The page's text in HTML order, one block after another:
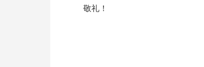
敬礼！